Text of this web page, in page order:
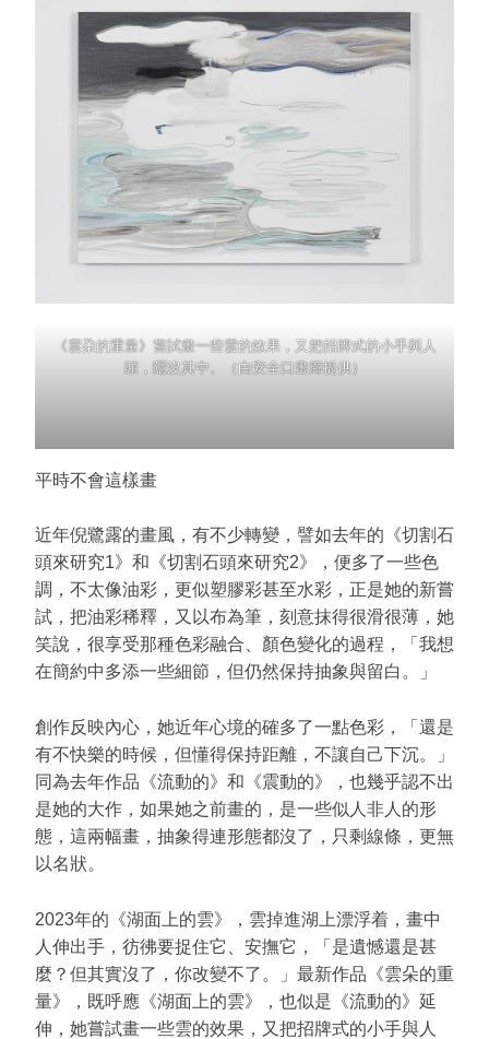
《雲朶的重量》嘗試畫一些雲的效果，又把招牌式的小手與人
頭，隱沒其中。（由安全⼝畫廊提供）
平時不會這樣畫
近年倪鷺露的畫風，有不少轉變，譬如去年的《切割石
頭來研究1》和《切割石頭來研究2》，便多了一些色
調，不太像油彩，更似塑膠彩甚至水彩，正是她的新嘗
試，把油彩稀釋，又以布為筆，刻意抹得很滑很薄，她
笑說，很享受那種色彩融合、顏色變化的過程，「我想
在簡約中多添一些細節，但仍然保持抽象與留白。」
創作反映內心，她近年心境的確多了一點色彩，「還是
有不快樂的時候，但懂得保持距離，不讓自己下沉。」
同為去年作品《流動的》和《震動的》，也幾乎認不出
是她的大作，如果她之前畫的，是一些似人非人的形
態，這兩幅畫，抽象得連形態都沒了，只剩線條，更無
以名狀。
2023年的《湖面上的雲》，雲掉進湖上漂浮着，畫中
人伸出手，彷彿要捉住它、安撫它，「是遺憾還是甚
麼？但其實沒了，你改變不了。」最新作品《雲朵的重
量》，既呼應《湖面上的雲》，也似是《流動的》延
伸，她嘗試畫一些雲的效果，又把招牌式的小手與人